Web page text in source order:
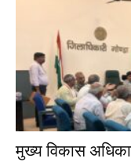
मुख्य विकास